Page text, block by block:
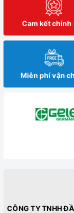
Cam kết chính
Miễn phí vận
CÔNG TY TNHH